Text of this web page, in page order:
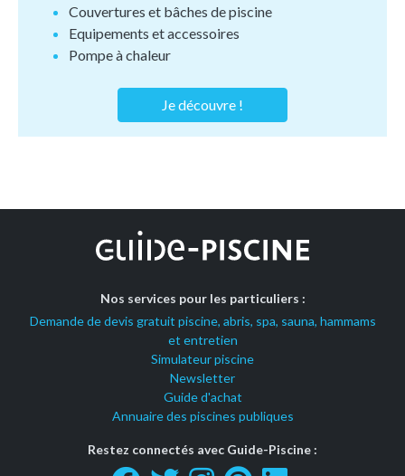
Couvertures et bâches de piscine
Equipements et accessoires
Pompe à chaleur
Je découvre !
Nos services pour les particuliers :
Demande de devis gratuit piscine, abris, spa, sauna, hammams
et entretien
Simulateur piscine
Newsletter
Guide d'achat
Annuaire des piscines publiques
Restez connectés avec Guide-Piscine :